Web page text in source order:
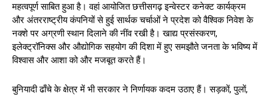
महत्वपूर्ण साबित हुआ है। वहां आयोजित छत्तीसगढ़ इन्वेस्टर कनेक्ट कार्यक्रम
और अंतरराष्ट्रीय कंपनियों से हुई सार्थक चर्चाओं ने प्रदेश को वैश्विक निवेश के
नक्शे पर अग्रणी स्थान दिलाने की नींव रखी है। खाद्य प्रसंस्करण,
इलेक्ट्रॉनिक्स और औद्योगिक सहयोग की दिशा में हुए समझौते जनता के भविष्य में
विश्वास और आशा को और मजबूत करते हैं।
बुनियादी ढाँचे के क्षेत्र में भी सरकार ने निर्णायक कदम उठाए हैं। सड़कों, पुलों,